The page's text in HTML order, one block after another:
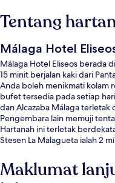
Tentang
Málaga Hotel
Málaga Hotel Eliseos berada
15 minit berjalan kaki dari
Anda boleh menikmati kolam
bufet tersedia pada setiap
dan Alcazaba Málaga terletak
Pengembara lain memuji
Hartanah ini terletak
Stesen La Malagueta ialah 2
Maklumat